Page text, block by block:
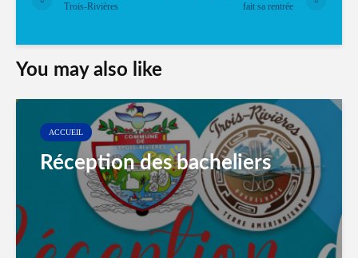
Trois-Rivières
fait sa rentrée
You may also like
ACCUEIL
Réception des bacheliers